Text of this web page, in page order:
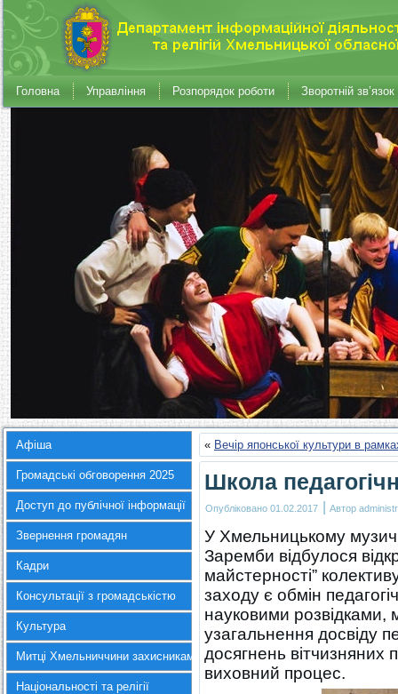
Головна Управління Розпорядок роботи Зворотній зв’язок
Афіша
Громадські обговорення 2025
Доступ до публічної інформації
Звернення громадян
Кадри
Консультації з громадськістю
Культура
Митці Хмельниччини захисникам України
Національності та релігії
« Вечір японської культури в
Школа
Опубліковано 01.02.2017 | Автор
У Хмельницькому
Заремби відбулося
майстерності”
заходу є обмін
науковими
узагальнення досвіду
досягнень вітчизняних
виховний процес.